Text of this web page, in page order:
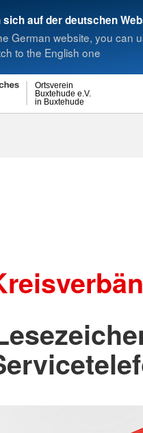
sich auf der deutschen
German website, you can
to the English one
in Buxtehude
Buxtehude e.V.
Ortsverein